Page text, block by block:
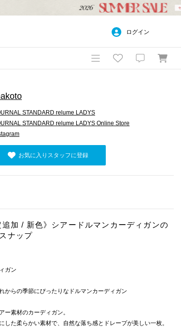
ログイン
STANDARD relume LADYS
STANDARD relume LADYS Online Store
お気に入りスタッフに登録
追加 / 新色》シアードルマンカーディガンの
ナップ
ガン
からの季節にぴったりなドルマンカーディガン
ー素材のカーディガン。
した柔らかい素材で、自然な落ち感とドレープが美しい一枚。